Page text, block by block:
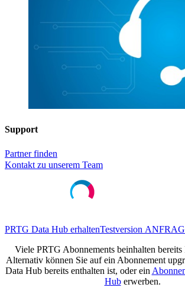
Support
Partner finden
Kontakt zu unserem Team
PRTG Data Hub erhaltenTestversion
Viele PRTG Abonnements beinhalten
Alternativ können Sie auf ein Abonnement
Data Hub bereits enthalten ist, oder ein
Huberwerben.